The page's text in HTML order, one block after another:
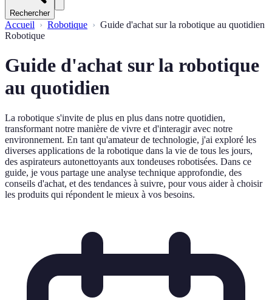
Rechercher
Accueil Robotique
Guide d'achat sur la robotique au quotidien
Robotique
Guide d'achat sur la robotique
au quotidien
La robotique s'invite de plus en plus dans notre quotidien,
transformant notre manière de vivre et d'interagir avec notre
environnement. En tant qu'amateur de technologie, j'ai exploré les
diverses applications de la robotique dans la vie de tous les jours,
des aspirateurs autonettoyants aux tondeuses robotisées. Dans ce
guide, je vous partage une analyse technique approfondie, des
conseils d'achat, et des tendances à suivre, pour vous aider à choisir
les produits qui répondent le mieux à vos besoins.